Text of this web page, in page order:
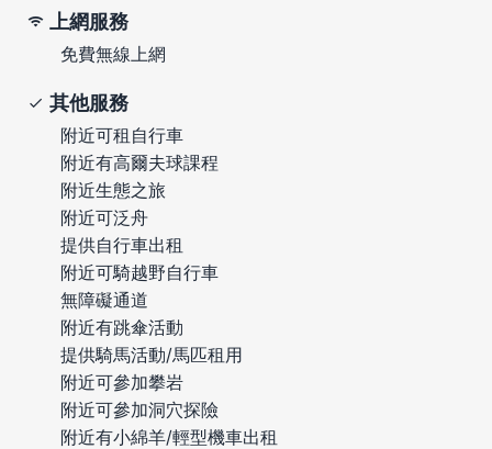
上網服務
免費無線上網
其他服務
附近可租自行車
附近有高爾夫球課程
附近生態之旅
附近可泛舟
提供自行車出租
附近可騎越野自行車
無障礙通道
附近有跳傘活動
提供騎馬活動/馬匹租用
附近可參加攀岩
附近可參加洞穴探險
附近有小綿羊/輕型機車出租